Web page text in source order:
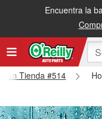
Encuentra la
Tienda #514